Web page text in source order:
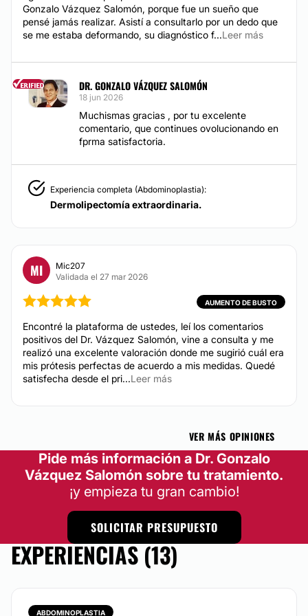
TRATAMIENTOS DE BELLEZA
Gonzalo Vázquez Salomón, porque fue un sueño que
pensé jamás realizar. Asistí a consultarlo por un dedo que
se me estaba deformando, su diagnóstico f...Leer más
DR. GONZALO VÁZQUEZ SALOMÓN
18 jun 2026
Muchismas gracias , por tu excelente
comentario, que continues ovolucionando en
fprma satisfactoria.
Experiencia completa (Abdominoplastia):
Dermolipectomía extraordinaria.
MI
Mic207
Validada el 27 mar 2026
AUMENTO DE BUSTO
Encontré la plataforma de ustedes, leí los comentarios
positivos del Dr. Vázquez Salomón, vine a consulta y me
realizó una excelente valoración donde me sugirió cuál era
mis prótesis perfectas de acuerdo a mis medidas. Quedé
satisfecha desde el pri...Leer más
VER MÁS OPINIONES
Pide más información a Dr. Gonzalo
Vázquez Salomón sobre tu tratamiento.
¡y empieza tu gran cambio!
SOLICITAR PRESUPUESTO
EXPERIENCIAS (13)
ABDOMINOPLASTIA